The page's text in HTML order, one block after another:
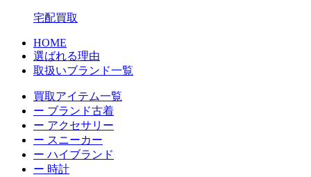
宅配買取
HOME
選ばれる理由
取扱いブランド一覧
買取アイテム一覧
ー ブランド古着
ー アクセサリー
ー スニーカー
ー ハイブランド
ー 時計